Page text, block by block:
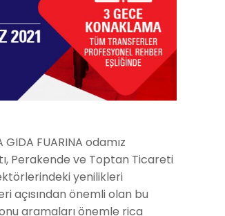
FUARINA odamız
Perakende ve Toptan Ticareti
yenilikleri
açısından önemli olan bu
aramaları önemle rica